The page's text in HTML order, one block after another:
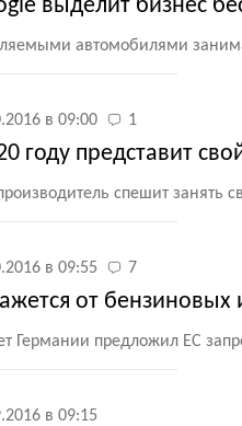
выделит бизнес
автомобилями
в 09:00 1
году представит
спешит
в 09:55 7
от бензиновых
Германии предложил ЕС
в 09:15